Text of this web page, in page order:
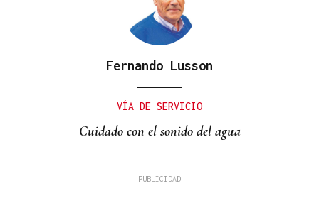
Fernando Lusson
VÍA DE SERVICIO
Cuidado con el sonido del agua